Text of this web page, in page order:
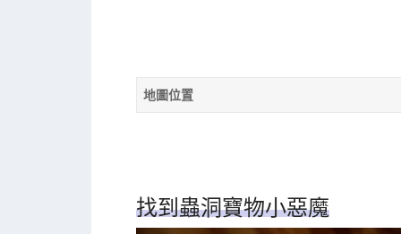
地圖位置
找到蟲洞寶物小惡魔